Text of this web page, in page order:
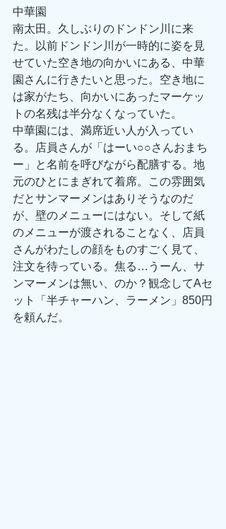
中華園
南太田。久しぶりのドンドン川に来
た。以前ドンドン川が一時的に姿を見
せていた空き地の向かいにある、中華
園さんに行きたいと思った。空き地に
は家がたち、向かいにあったマーケッ
トの名残は半分なくなっていた。
中華園には、満席近い人が入ってい
る。店員さんが「はーい○○さんおまち
ー」と名前を呼びながら配膳する。地
元のひとにまぎれて着席。この雰囲気
だとサンマーメンはありそうなのだ
が、壁のメニューにはない。そして紙
のメニューが渡されることなく、店員
さんがわたしの顔をものすごく見て、
注文を待っている。焦る…うーん、サ
ンマーメンは無い、のか？観念してAセ
ット「半チャーハン、ラーメン」850円
を頼んだ。